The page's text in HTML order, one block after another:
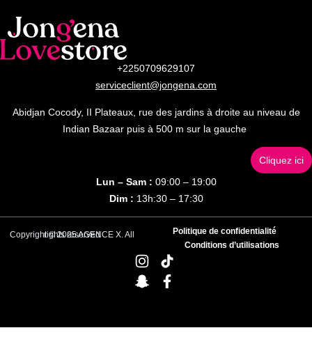
+2250709629107
serviceclient@jongena.com
Abidjan Cocody, II Plateaux, rue des jardins à droite au niveau de
Indian Bazaar puis à 500 m sur la gauche
Cliquez ici
Lun – Sam : 09:00 – 19:00
Dim : 13h:30 – 17:30
Copyright © 2025 AGENCE X. All rights reserved
Politique de confidentialité
Conditions d’utilisations